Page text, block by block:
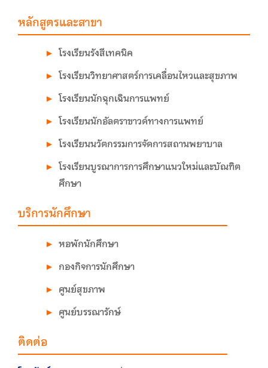
หลักสูตรและสาขา
โรงเรียนรังสีเทคนิค
โรงเรียนวิทยาศาสตร์การเคลื่อนไหวและสุขภาพ
โรงเรียนนักฉุกเฉินการแพทย์
โรงเรียนนักอัลตราซาวด์ทางการแพทย์
โรงเรียนนวัตกรรมการจัดการสถานพยาบาล
โรงเรียนบูรณาการการศึกษาแนวใหม่และบัณฑิต
ศึกษา
บริการนักศึกษา
หอพักนักศึกษา
กองกิจการนักศึกษา
ศูนย์สุขภาพ
ศูนย์บรรณารักษ์
ติดต่อ